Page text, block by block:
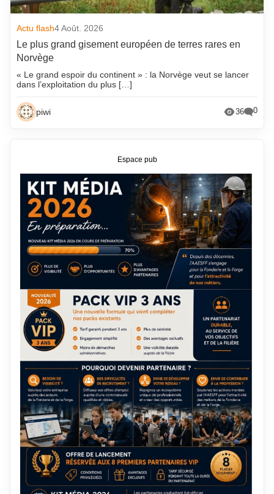
Actu flash4 Août. 2026
Le plus grand gisement européen de terres rares en
Norvège
« Le grand espoir du continent » : la Norvège veut se lancer
dans l’exploitation du plus […]
piwi 36 0
Espace pub